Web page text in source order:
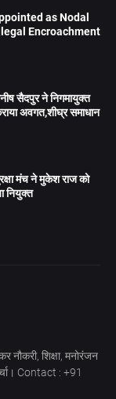
as Nodal
Encroachment
सैदपुर ने निगमायुक्त
अवगत,शीघ्र समाधान
मंच ने मुकेश राज को
नियुक्त
शिक्षा, मनोरंजन
Contact : +91